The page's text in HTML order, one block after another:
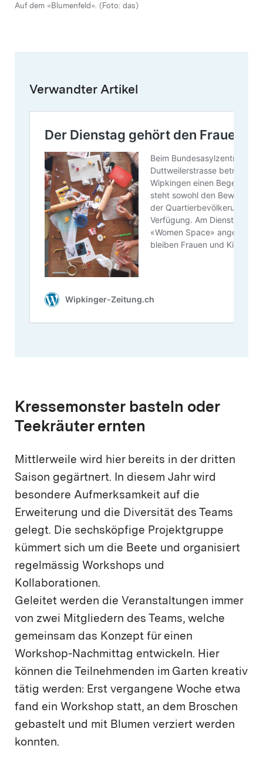
Auf dem «Blumenfeld». (Foto: das)
Verwandter Artikel
Kressemonster basteln oder
Teekräuter ernten
Mittlerweile wird hier bereits in der dritten
Saison gegärtnert. In diesem Jahr wird
besondere Aufmerksamkeit auf die
Erweiterung und die Diversität des Teams
gelegt. Die sechsköpfige Projektgruppe
kümmert sich um die Beete und organisiert
regelmässig Workshops und
Kollaborationen.
Geleitet werden die Veranstaltungen immer
von zwei Mitgliedern des Teams, welche
gemeinsam das Konzept für einen
Workshop-Nachmittag entwickeln. Hier
können die Teilnehmenden im Garten kreativ
tätig werden: Erst vergangene Woche etwa
fand ein Workshop statt, an dem Broschen
gebastelt und mit Blumen verziert werden
konnten.